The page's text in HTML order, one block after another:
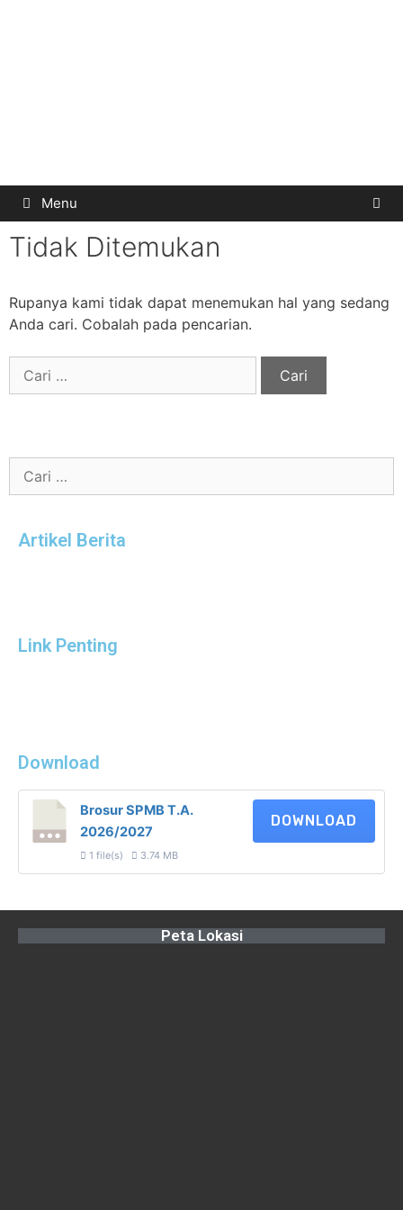
Menu
Tidak Ditemukan
Rupanya kami tidak dapat menemukan hal yang sedang
Anda cari. Cobalah pada pencarian.
Artikel Berita
Link Penting
Download
Brosur SPMB T.A.
2026/2027
1 file(s) 3.74 MB
DOWNLOAD
Peta Lokasi